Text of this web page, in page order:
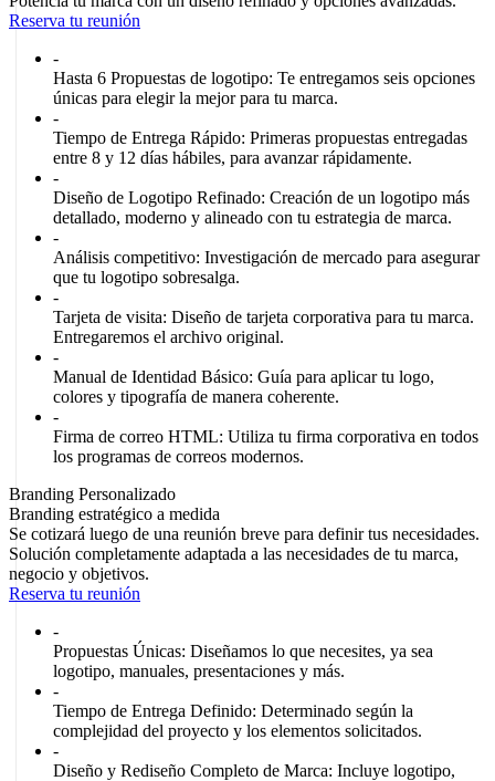
Reserva tu reunión
-
Hasta 6 Propuestas de logotipo: Te entregamos seis opciones
únicas para elegir la mejor para tu marca.
-
Tiempo de Entrega Rápido: Primeras propuestas entregadas
entre 8 y 12 días hábiles, para avanzar rápidamente.
-
Diseño de Logotipo Refinado: Creación de un logotipo más
detallado, moderno y alineado con tu estrategia de marca.
-
Análisis competitivo: Investigación de mercado para asegurar
que tu logotipo sobresalga.
-
Tarjeta de visita: Diseño de tarjeta corporativa para tu marca.
Entregaremos el archivo original.
-
Manual de Identidad Básico: Guía para aplicar tu logo,
colores y tipografía de manera coherente.
-
Firma de correo HTML: Utiliza tu firma corporativa en todos
los programas de correos modernos.
Branding Personalizado
Branding estratégico a medida
Se cotizará luego de una reunión breve para definir tus necesidades.
Solución completamente adaptada a las necesidades de tu marca,
negocio y objetivos.
Reserva tu reunión
-
Propuestas Únicas: Diseñamos lo que necesites, ya sea
logotipo, manuales, presentaciones y más.
-
Tiempo de Entrega Definido: Determinado según la
complejidad del proyecto y los elementos solicitados.
-
Diseño y Rediseño Completo de Marca: Incluye logotipo,